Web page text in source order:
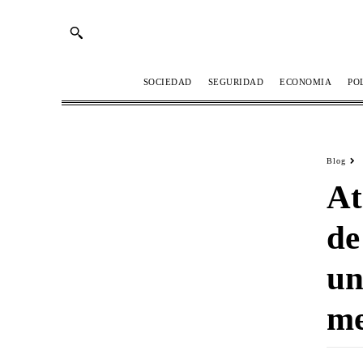
SOCIEDAD SEGURIDAD ECONOMIA
Blog